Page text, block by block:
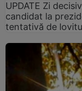
UPDATE Zi
candidat la
tentativă de